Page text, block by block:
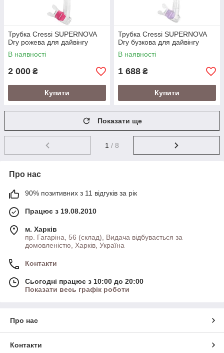
Трубка Cressi SUPERNOVA
Dry рожева для дайвінгу
В наявності
2 000 ₴
Купити
Трубка Cressi SUPERNOVA
Dry бузкова для дайвінгу
В наявності
1 688 ₴
Купити
Показати ще
1 / 8
Про нас
90% позитивних з 11 відгуків за рік
Працює з 19.08.2010
м. Харків
пр. Гагаріна, 56 (склад), Видача відбувається за
домовленістю, Харків, Україна
Контакти
Сьогодні працює з 10:00 до 20:00
Показати весь графік роботи
Про нас
Контакти